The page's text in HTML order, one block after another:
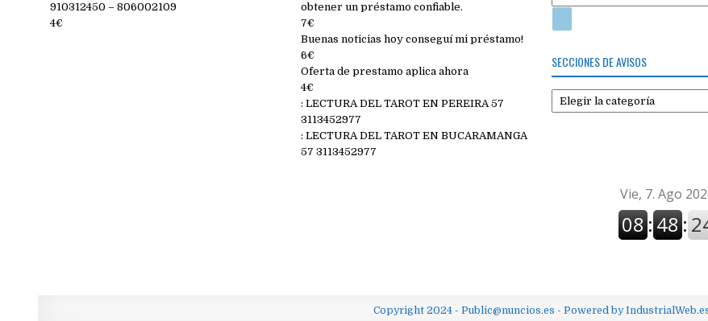
910312450 – 806002109
4€
obtener un préstamo confiable.
7€
Buenas noticias hoy conseguí mi préstamo!
6€
Oferta de prestamo aplica ahora
4€
: LECTURA DEL TAROT EN PEREIRA 57
3113452977
: LECTURA DEL TAROT EN BUCARAMANGA
57 3113452977
SECCIONES DE AVISOS
Secciones
de
Copyright 2024 - Public@nuncios.es - Powered by